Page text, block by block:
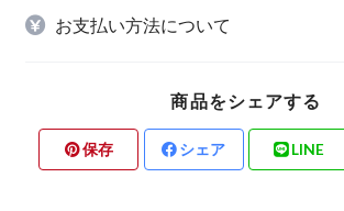
お支払い方法について
商品をシェアする
保存 シェア LINE